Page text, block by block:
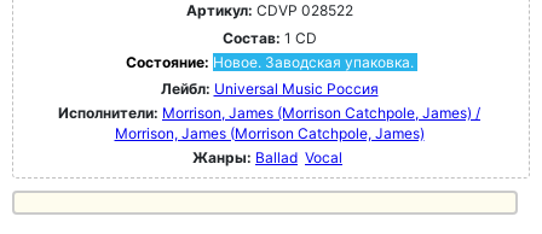
Артикул: CDVP 028522
Состав: 1 CD
Состояние: Новое. Заводская упаковка.
Лейбл: Universal Music Россия
Исполнители: Morrison, James (Morrison Catchpole, James) /
Morrison, James (Morrison Catchpole, James)
Жанры: Ballad Vocal